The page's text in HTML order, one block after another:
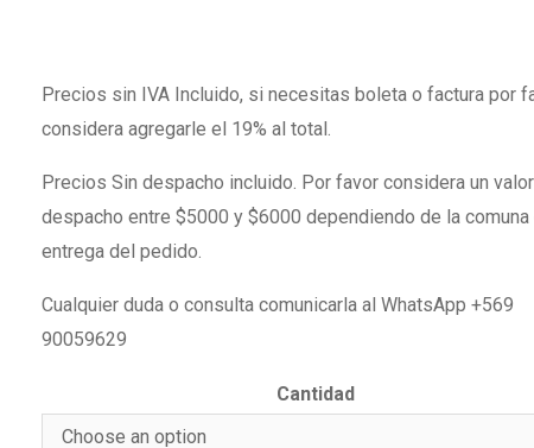
Precios sin IVA Incluido, si necesitas boleta o factura por
considera agregarle el 19% al total.
Precios Sin despacho incluido. Por favor considera un
despacho entre $5000 y $6000 dependiendo de la comuna
entrega del pedido.
Cualquier duda o consulta comunicarla al WhatsApp +569
90059629
Cantidad